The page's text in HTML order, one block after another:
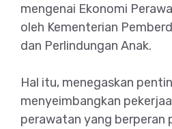
mengenai Ekonomi
oleh Kementerian
dan Perlindungan Anak.
Hal itu, menegaskan
menyeimbangkan
perawatan yang berperan